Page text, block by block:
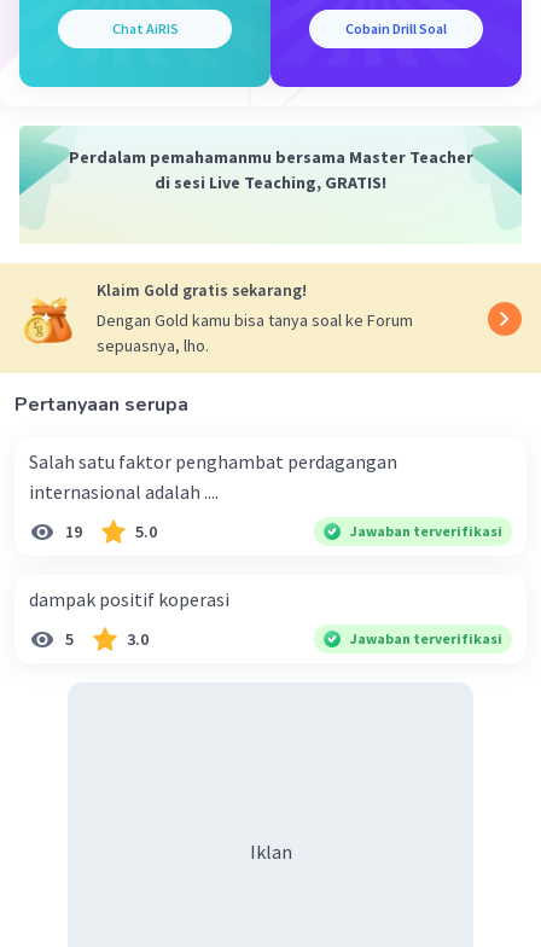
investor.
Kesalahan dalam perhitungan pajak.
Persamaan dasar akuntansi juga digunakan
perhitungan pajak juga akan salah. Hal ini
dapat menyebabkan perusahaan dikenai
Kemungkinan terjadinya kecurangan.
Persamaan dasar akuntansi yang tidak
seimbang dapat menjadi tanda adanya
kecurangan dalam akuntansi. Kecurangan
ini dapat dilakukan oleh pihak manajemen
atau karyawan untuk kepentingan pribadi.
2. Hal-hal yang dapat menyebabkan
terjadinya kesalahan dalam persamaan dasar
akuntansi
Berikut ini adalah hal-hal yang dapat
persamaan dasar akuntansi:
Kesalahan input
standar akuntansi dapat terjadi karena
Chat AiRIS Cobain Drill Soal
Perdalam pemahamanmu bersama Master Teacher
di sesi Live Teaching, GRATIS!
Klaim Gold gratis sekarang!
Dengan Gold kamu bisa tanya soal ke Forum
sepuasnya, lho.
Pertanyaan serupa
Salah satu faktor penghambat perdagangan
internasional adalah ....
19 5.0 Jawaban terverifikasi
dampak positif koperasi
5 3.0 Jawaban terverifikasi
Iklan